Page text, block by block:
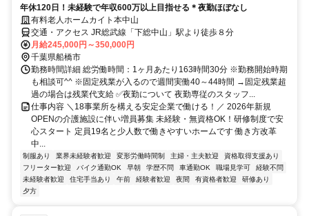
年休120日！未経験で年収600万以上目指せる＊夜勤ほぼなし
有料老人ホームカイト本中山
交通・アクセス JR総武線「下総中山」駅より徒歩８分
月給245,000円～350,000円
千葉県船橋市
勤務時間詳細 総労働時間：1ヶ月あたり163時間30分 ※勤務開始時期
も相談可^^ ※固定残業が入るので週間実働40～44時間 →固定残業超
過の場合は残業代支給 ✅夜勤について 夜勤専従のスタッフ...
仕事内容 ＼18事業所を構える安定企業で働ける！／ 2026年新規
OPENの介護施設に伴い増員募集 未経験・無資格OK！研修制度で安
心スタート 定員19名と少人数で働きやすいホームです 働き方改革
中...
制服あり 業界未経験者歓迎 変形労働時間制 主婦・主夫歓迎
資格取得支援あり
フリーター歓迎
バイク通勤OK 早朝 学歴不問 車通勤OK 職場見学可
経験不問
未経験者歓迎
住宅手当あり 午前 経験者歓迎 夜間 有資格者歓迎
研修あり
夕方